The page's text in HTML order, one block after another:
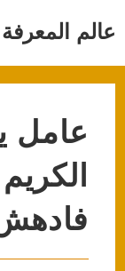
عالم المعرفة
عامل